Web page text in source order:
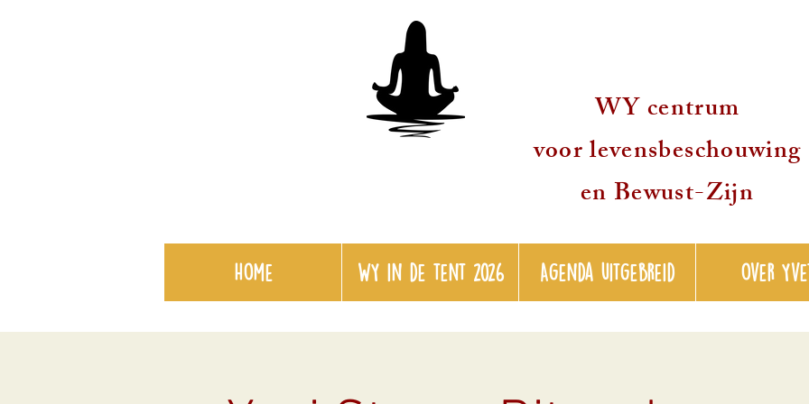
WY centrum
voor levensbeschouwing
en Bewust-Zijn
Home WY in de tent 2026 Agenda uitgebreid over